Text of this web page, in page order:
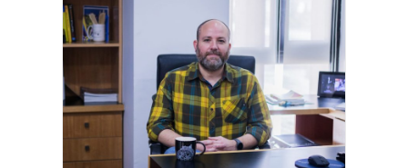
Carrasco
y
su
FONDECYT
adjudicado:
Incorporando
incertezas